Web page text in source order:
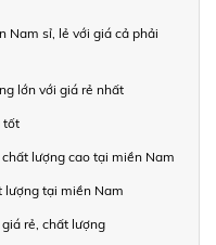
Nam sỉ, lẻ với giá cả phải
lớn với giá rẻ nhất
tốt
lượng cao tại miền Nam
lượng tại miền Nam
rẻ, chất lượng